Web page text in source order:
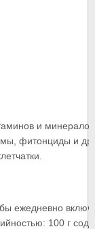
и
фитонциды и др.
ежедневно
100 г